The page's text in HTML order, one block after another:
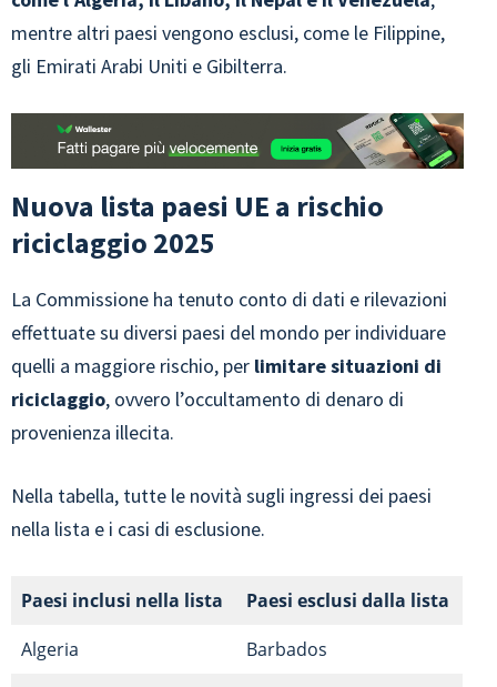
mentre altri paesi vengono esclusi, come le Filippine,
gli Emirati Arabi Uniti e Gibilterra.
Nuova lista paesi UE a rischio
riciclaggio 2025
La Commissione ha tenuto conto di dati e rilevazioni
effettuate su diversi paesi del mondo per individuare
quelli a maggiore rischio, per limitare situazioni di
riciclaggio, ovvero l’occultamento di denaro di
provenienza illecita.
Nella tabella, tutte le novità sugli ingressi dei paesi
nella lista e i casi di esclusione.
Paesi inclusi nella lista
Paesi esclusi dalla lista
Algeria
Barbados